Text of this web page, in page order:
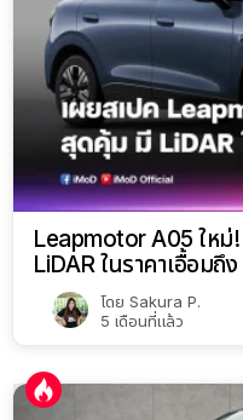
Leapmotor A05 ใหม่
LiDAR ในราคาเอื้อมถึง
โดย Sakura P.
5 เดือนที่แล้ว